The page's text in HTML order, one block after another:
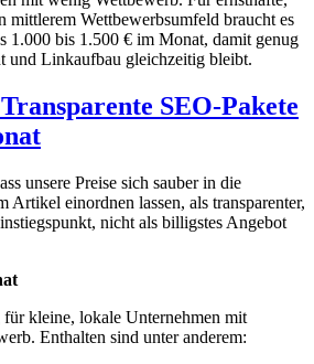
mittlerem Wettbewerbsumfeld braucht es
1.000 bis 1.500 € im Monat, damit genug
und Linkaufbau gleichzeitig bleibt.
SEO-Pakete
unsere Preise sich sauber in die
Artikel einordnen lassen, als transparenter,
nicht als billigstes Angebot
kleine, lokale Unternehmen mit
Enthalten sind unter anderem: